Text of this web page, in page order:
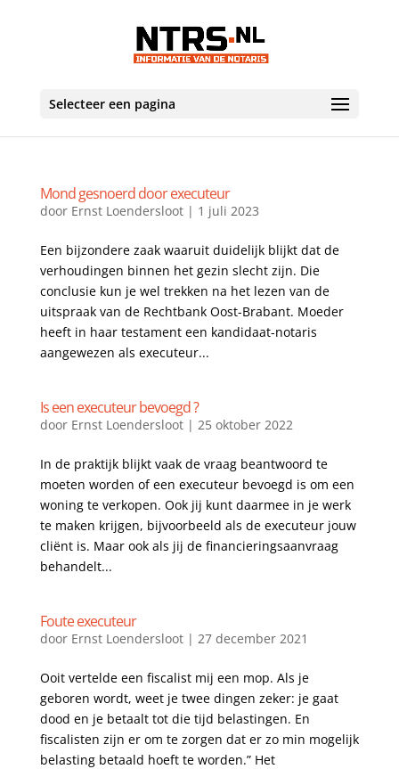
Selecteer een pagina
Mond gesnoerd door executeur
door Ernst Loendersloot| 1 juli 2023
Een bijzondere zaak waaruit duidelijk blijkt dat de
verhoudingen binnen het gezin slecht zijn. Die
conclusie kun je wel trekken na het lezen van de
uitspraak van de Rechtbank Oost-Brabant. Moeder
heeft in haar testament een kandidaat-notaris
aangewezen als executeur...
Is een executeur bevoegd ?
door Ernst Loendersloot| 25 oktober 2022
In de praktijk blijkt vaak de vraag beantwoord te
moeten worden of een executeur bevoegd is om een
woning te verkopen. Ook jij kunt daarmee in je werk
te maken krijgen, bijvoorbeeld als de executeur jouw
cliënt is. Maar ook als jij de financieringsaanvraag
behandelt...
Foute executeur
door Ernst Loendersloot| 27 december 2021
Ooit vertelde een fiscalist mij een mop. Als je
geboren wordt, weet je twee dingen zeker: je gaat
dood en je betaalt tot die tijd belastingen. En
fiscalisten zijn er om te zorgen dat er zo min mogelijk
belasting betaald hoeft te worden.” Het